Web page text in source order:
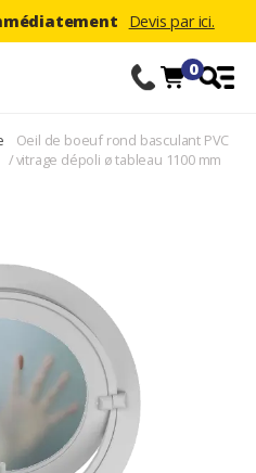
Devis par ici.
0
/
Oeil de boeuf rond basculant PVC
vitrage dépoli ø tableau 1100 mm